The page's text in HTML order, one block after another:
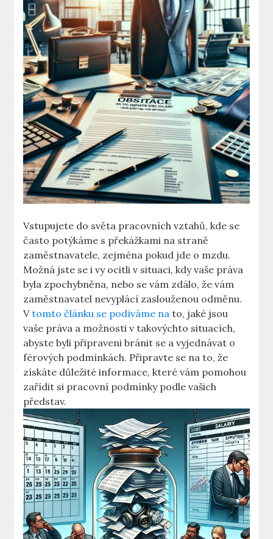
Vstupujete do světa pracovních vztahů, kde se
často potýkáme s překážkami na straně
zaměstnavatele, zejména pokud jde o mzdu.
Možná jste se i vy ocitli v situaci, kdy vaše práva
byla zpochybněna, nebo se vám zdálo, že vám
zaměstnavatel nevyplácí zaslouženou odměnu.
Vtomto článku se podíváme na to, jaké jsou
vaše práva a možnosti v takovýchto situacích,
abyste byli připraveni bránit se a vyjednávat o
férových podmínkách. Připravte se na to, že
získáte důležité informace, které vám pomohou
zařídit si pracovní podmínky podle vašich
představ.